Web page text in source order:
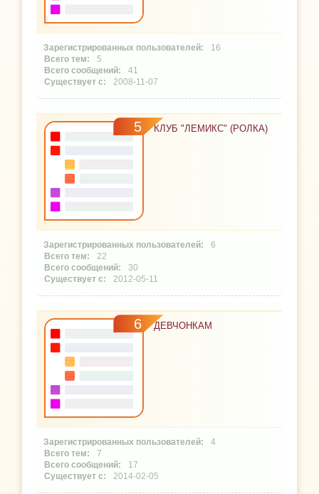
16
5
41
2008-11-07
5 КЛУБ "ЛЕМИКС" (РОЛКА)
6
22
30
2012-05-11
6 ДЕВЧОНКАМ
4
7
17
2014-02-05